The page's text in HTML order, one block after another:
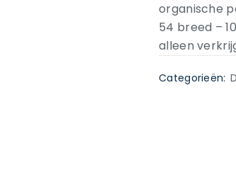
organische
54 breed –
alleen
Categorieën: